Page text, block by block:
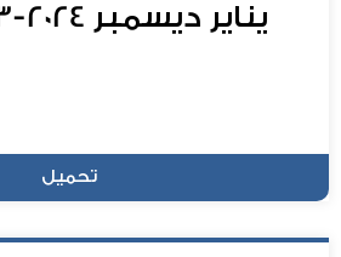
يناير ديسمبر 2024-2023 كاملا
تحميل